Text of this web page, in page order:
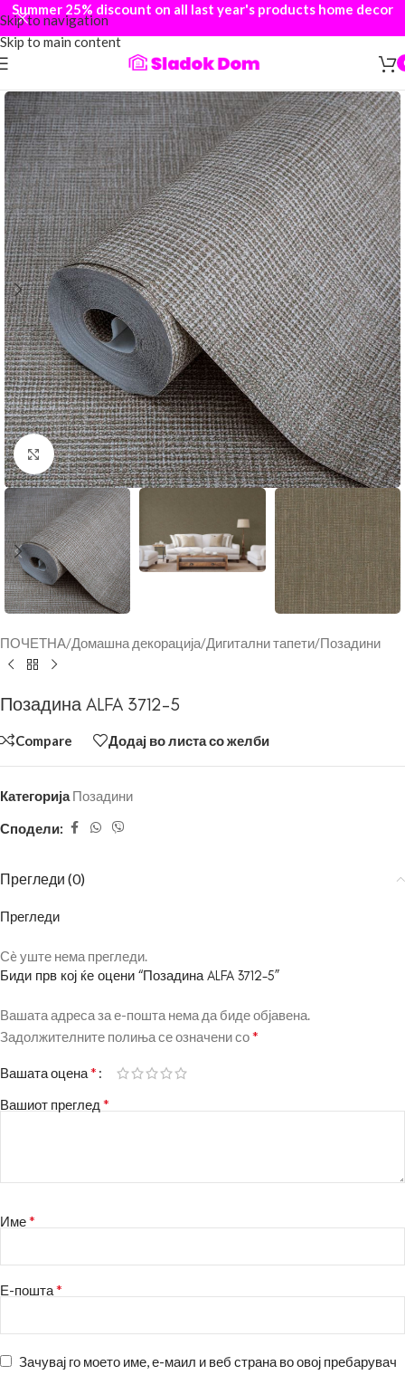
Skip to navigation
Skip to main content
Summer 25% discount on all last year's products home decor
Click to enlarge
ПОЧЕТНА/Домашна декорација/Дигитални тапети/Позадини
Позадина ALFA 3712-5
Compare Додај во листа со желби
Категорија Позадини
Сподели:
Прегледи (0)
Прегледи
Сè уште нема прегледи.
Биди прв кој ќе оцени “Позадина ALFA 3712-5”
Вашата адреса за е-пошта нема да биде објавена.
Задолжителните полиња се означени со*
Вашата оцена*
Вашиот преглед *
Име*
Е-пошта*
Зачувај го моето име, е-маил и веб страна во овој пребарувач